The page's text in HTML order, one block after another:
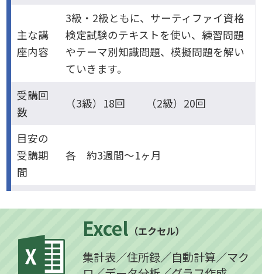
主な講
座内容
3級・2級ともに、サーティファイ資格
検定試験のテキストを使い、練習問題
やテーマ別知識問題、模擬問題を解い
ていきます。
受講回
数
（3級）18回 （2級）20回
目安の
受講期
間
各 約3週間～1ヶ月
Excel （エクセル）
集計表／住所録／自動計算／マク